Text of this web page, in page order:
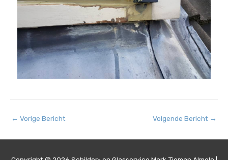
← Vorige Bericht Volgende Bericht →